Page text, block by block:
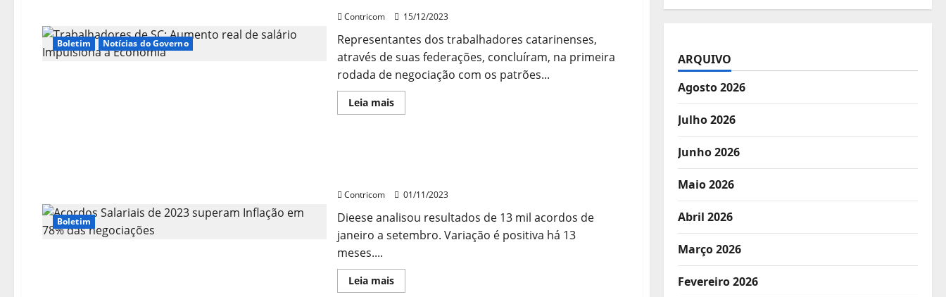
do
piso
estadual
de
Santa
Catarina
Boletim Notícias do Governo
Contricom 15/12/2023
Representantes dos trabalhadores catarinenses,
através de suas federações, concluíram, na primeira
rodada de negociação com os patrões...
Leia maisLeia
mais
salário
Impulsiona
a
Economia
Boletim
Contricom 01/11/2023
Dieese analisou resultados de 13 mil acordos de
janeiro a setembro. Variação é positiva há 13
meses....
Leia maisLeia
mais
ARQUIVO
Agosto 2026
Julho 2026
Junho 2026
Maio 2026
Abril 2026
Março 2026
Fevereiro 2026